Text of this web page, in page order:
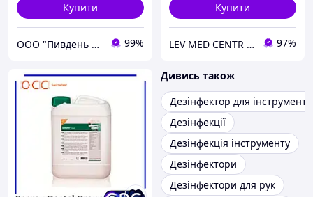
Купити
ООО "Пивдень Профит" 99%
Купити
LEV MED CENTR Офіційний представник продукції "Клін Стрім" у Західному регіоні 97%
Дивись також
Дезінфектор для
Дезінфекції
Дезінфекція інструменту
Дезінфектори
Дезінфектори для рук